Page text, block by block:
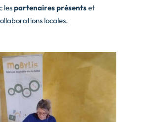
lespartenaires présentset
locales.